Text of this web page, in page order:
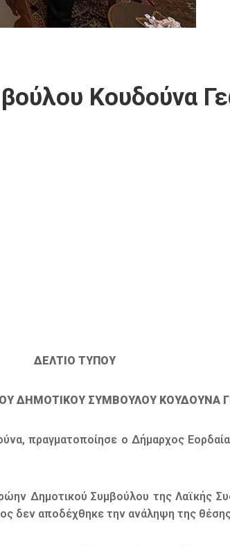
Κουδούνα
ΔΕΛΤΙΟ ΤΥΠΟΥ
ΔΗΜΟΤΙΚΟΥ ΣΥΜΒΟΥΛΟΥ ΚΟΥΔΟΥΝΑ
πραγματοποίησε ο Δήμαρχος
Δημοτικού Συμβούλου της Λαϊκής
δεν αποδέχθηκε την ανάληψη της